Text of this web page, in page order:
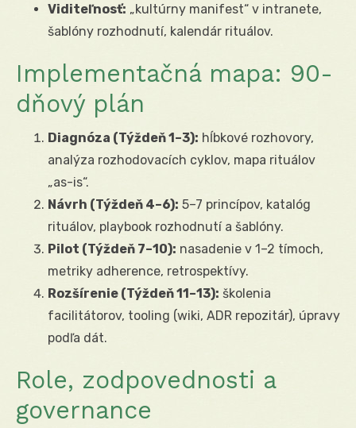
Viditeľnosť: „kultúrny manifest“ v intranete,
šablóny rozhodnutí, kalendár rituálov.
Implementačná mapa: 90-
dňový plán
Diagnóza (Týždeň 1–3): hĺbkové rozhovory,
analýza rozhodovacích cyklov, mapa rituálov
„as-is“.
Návrh (Týždeň 4–6): 5–7 princípov, katalóg
rituálov, playbook rozhodnutí a šablóny.
Pilot (Týždeň 7–10): nasadenie v 1–2 tímoch,
metriky adherence, retrospektívy.
Rozšírenie (Týždeň 11–13): školenia
facilitátorov, tooling (wiki, ADR repozitár), úpravy
podľa dát.
Role, zodpovednosti a
governance